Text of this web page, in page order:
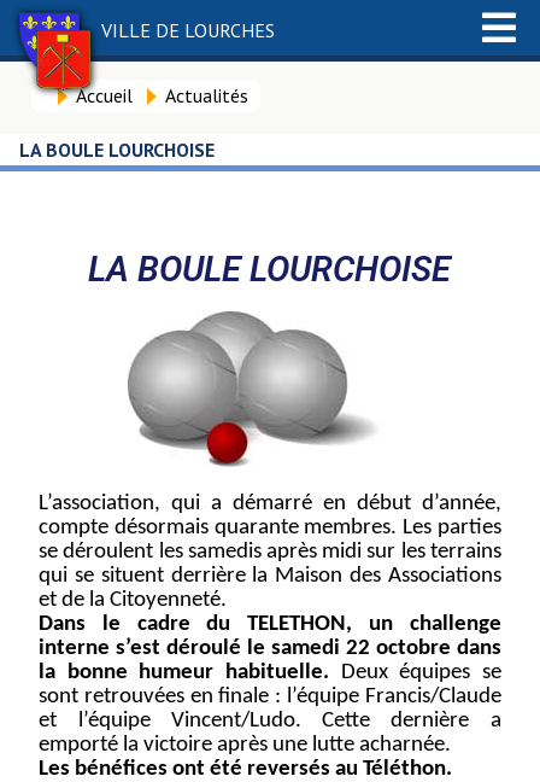
VILLE DE LOURCHES
Accueil Actualités
LA BOULE LOURCHOISE
LA BOULE LOURCHOISE
L’association, qui a démarré en début d’année,
compte désormais quarante membres. Les parties
se déroulent les samedis après midi sur les terrains
qui se situent derrière la Maison des Associations
et de la Citoyenneté.
Dans le cadre du TELETHON, un challenge
interne s’est déroulé le samedi 22 octobre dans
la bonne humeur habituelle. Deux équipes se
sont retrouvées en finale : l’équipe Francis/Claude
et l’équipe Vincent/Ludo. Cette dernière a
emporté la victoire après une lutte acharnée.
Les bénéfices ont été reversés au Téléthon.